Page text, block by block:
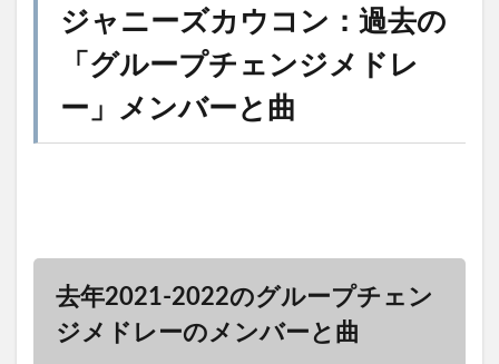
ジャニーズカウコン：過去の
「グループチェンジメドレ
ー」メンバーと曲
去年2021-2022のグループチェン
ジメドレーのメンバーと曲